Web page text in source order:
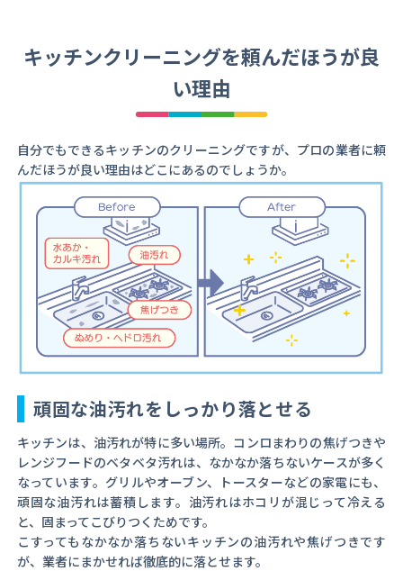
キッチンクリーニングを頼んだほうが良
い理由
自分でもできるキッチンのクリーニングですが、プロの業者に頼
んだほうが良い理由はどこにあるのでしょうか。
頑固な油汚れをしっかり落とせる
キッチンは、油汚れが特に多い場所。コンロまわりの焦げつきや
レンジフードのベタベタ汚れは、なかなか落ちないケースが多く
なっています。グリルやオーブン、トースターなどの家電にも、
頑固な油汚れは蓄積します。油汚れはホコリが混じって冷える
と、固まってこびりつくためです。
こすってもなかなか落ちないキッチンの油汚れや焦げつきです
が、業者にまかせれば徹底的に落とせます。